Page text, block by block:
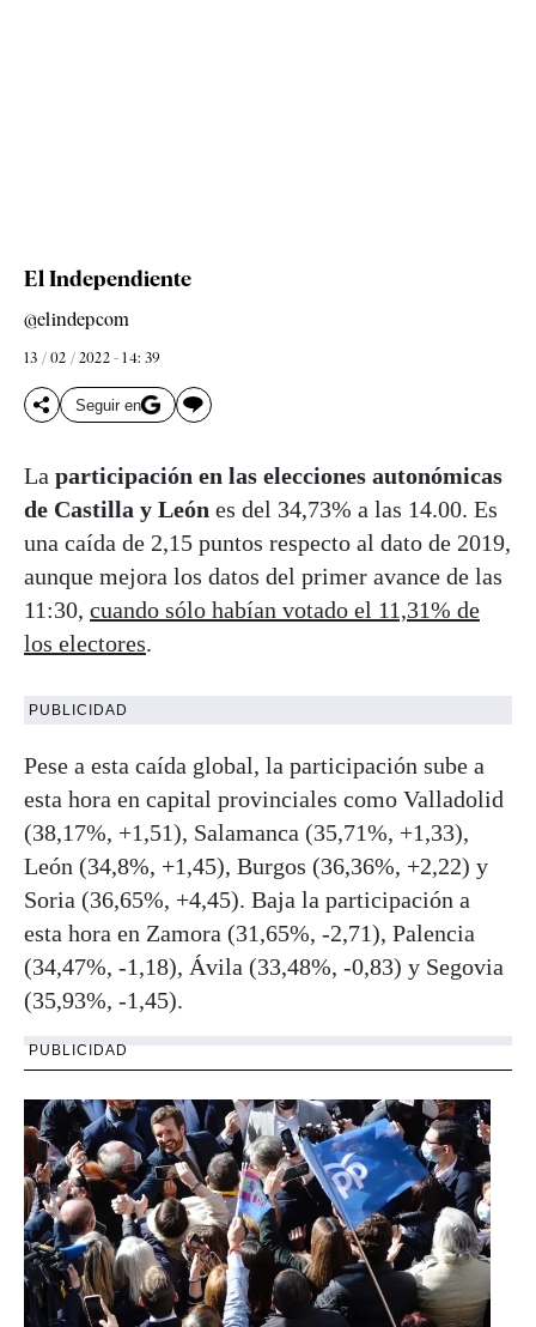
El Independiente
@elindepcom
13 / 02 / 2022 - 14: 39
Seguir en
La participación en las elecciones autonómicas
de Castilla y León es del 34,73% a las 14.00. Es
una caída de 2,15 puntos respecto al dato de 2019,
aunque mejora los datos del primer avance de las
11:30, cuando sólo habían votado el 11,31% de
los electores.
PUBLICIDAD
Pese a esta caída global, la participación sube a
esta hora en capital provinciales como Valladolid
(38,17%, +1,51), Salamanca (35,71%, +1,33),
León (34,8%, +1,45), Burgos (36,36%, +2,22) y
Soria (36,65%, +4,45). Baja la participación a
esta hora en Zamora (31,65%, -2,71), Palencia
(34,47%, -1,18), Ávila (33,48%, -0,83) y Segovia
(35,93%, -1,45).
PUBLICIDAD